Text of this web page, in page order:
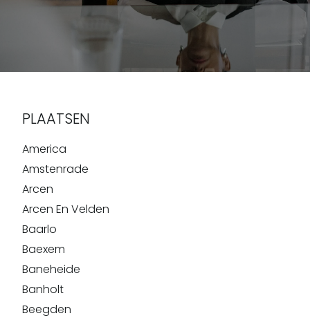
PLAATSEN
America
Amstenrade
Arcen
Arcen En Velden
Baarlo
Baexem
Baneheide
Banholt
Beegden